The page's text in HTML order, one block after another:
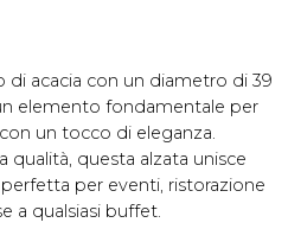
acacia con un diametro di 39
elemento fondamentale per
un tocco di eleganza.
qualità, questa alzata unisce
per eventi, ristorazione
a qualsiasi buffet.